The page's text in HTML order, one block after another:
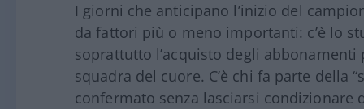
I giorni che anticipano l’inizio del
da fattori più o meno importanti: c’è lo
soprattutto l’acquisto degli
squadra del cuore. C’è chi fa parte della
confermato senza lasciarsi condizionare